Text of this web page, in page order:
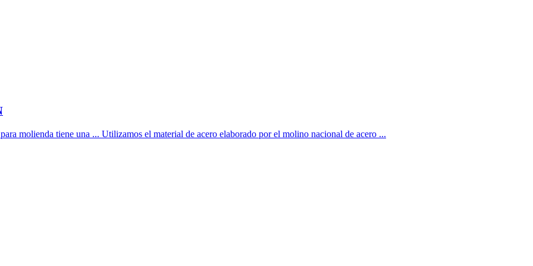
molienda tiene una ... Utilizamos el material de acero elaborado por el molino nacional de acero ...